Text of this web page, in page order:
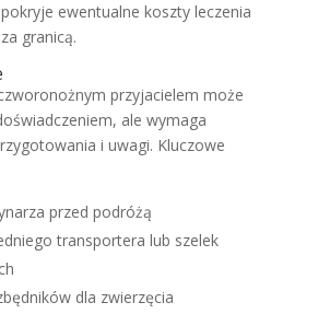
ewentualne koszty leczenia
granicą.
przyjacielem może
ale wymaga
i uwagi. Kluczowe
przed podróżą
transportera lub szelek
dla zwierzęcia